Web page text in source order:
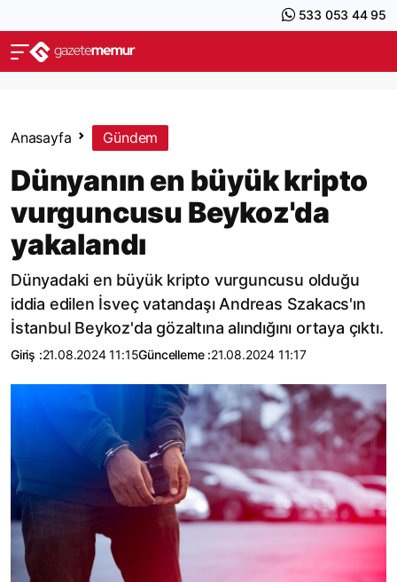
533 053 44 95
Anasayfa Gündem
Dünyanın en büyük kripto
vurguncusu Beykoz'da
yakalandı
Dünyadaki en büyük kripto vurguncusu olduğu
iddia edilen İsveç vatandaşı Andreas Szakacs'ın
İstanbul Beykoz'da gözaltına alındığını ortaya çıktı.
Giriş :21.08.2024 11:15Güncelleme :21.08.2024 11:17